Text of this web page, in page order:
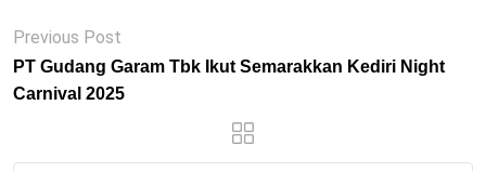
Previous Post
PT Gudang Garam Tbk Ikut Semarakkan Kediri Night
Carnival 2025